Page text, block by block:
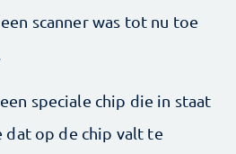
scanner was tot nu toe
speciale chip die in staat
op de chip valt te